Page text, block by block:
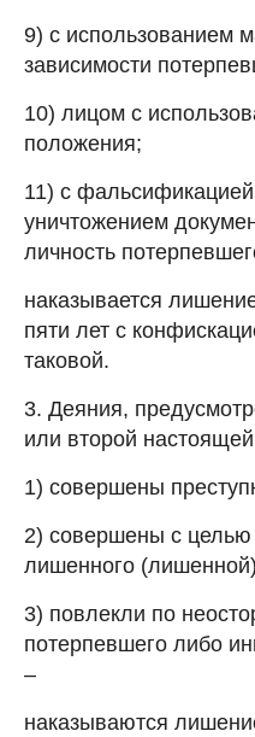
9) с использованием
зависимости
10) лицом с
положения;
11) с
уничтожением
личность
наказывается
пяти лет с
таковой.
3. Деяния,
или второй
1) совершены
2) совершены с целью
лишенного
3) повлекли по
потерпевшего либо
–
наказываются